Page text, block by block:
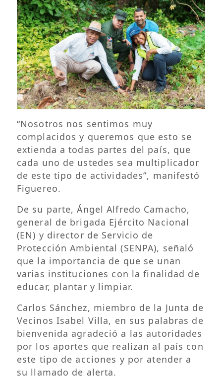
“Nosotros nos sentimos muy
complacidos y queremos que esto se
extienda a todas partes del país, que
cada uno de ustedes sea multiplicador
de este tipo de actividades”, manifestó
Figuereo.
De su parte, Ángel Alfredo Camacho,
general de brigada Ejército Nacional
(EN) y director de Servicio de
Protección Ambiental (SENPA), señaló
que la importancia de que se unan
varias instituciones con la finalidad de
educar, plantar y limpiar.
Carlos Sánchez, miembro de la Junta de
Vecinos Isabel Villa, en sus palabras de
bienvenida agradeció a las autoridades
por los aportes que realizan al país con
este tipo de acciones y por atender a
su llamado de alerta.